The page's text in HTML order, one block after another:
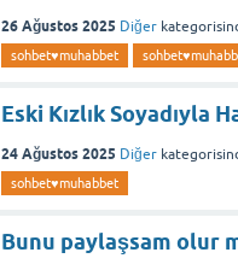
26 Ağustos 2025 Diğer
sohbet♥️muhabbet
Eski Kızlık
24 Ağustos 2025 Diğer
sohbet♥️muhabbet
Bunu paylaşsam olur